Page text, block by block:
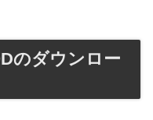
のダウンロー